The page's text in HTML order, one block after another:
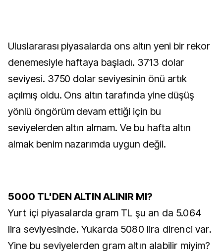
Uluslararası piyasalarda ons altın yeni bir rekor
denemesiyle haftaya başladı. 3713 dolar
seviyesi. 3750 dolar seviyesinin önü artık
açılmış oldu. Ons altın tarafında yine düşüş
yönlü öngörüm devam ettiği için bu
seviyelerden altın almam. Ve bu hafta altın
almak benim nazarımda uygun değil.
5000 TL'DEN ALTIN ALINIR MI?
Yurt içi piyasalarda gram TL şu an da 5.064
lira seviyesinde. Yukarda 5080 lira direnci var.
Yine bu seviyelerden gram altın alabilir miyim?